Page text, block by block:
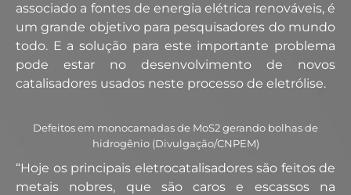
associado a fontes de energia elétrica renováveis, é
um grande objetivo para pesquisadores do mundo
todo. E a solução para este importante problema
pode estar no desenvolvimento de novos
catalisadores usados neste processo de eletrólise.
Defeitos em monocamadas de MoS2 gerando bolhas de
hidrogênio (Divulgação/CNPEM)
“Hoje os principais eletrocatalisadores são feitos de
metais nobres, que são caros e escassos na